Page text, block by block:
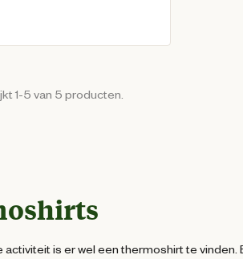
prijs € 34,95
1-5 van 5 producten.
is er wel een thermoshirt te